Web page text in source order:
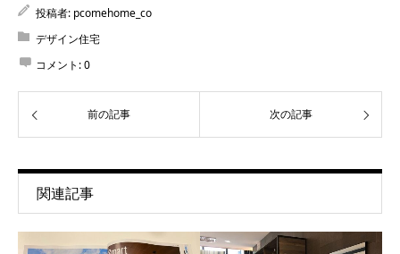
投稿者: pcomehome_co
デザイン住宅
コメント:0
前の記事 次の記事
関連記事